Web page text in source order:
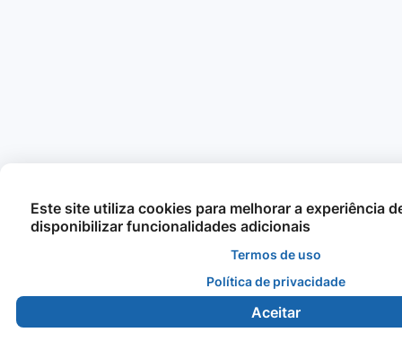
Este site utiliza cookies para melhorar a experiência
disponibilizar funcionalidades adicionais
Termos de uso
Política de privacidade
Aceitar